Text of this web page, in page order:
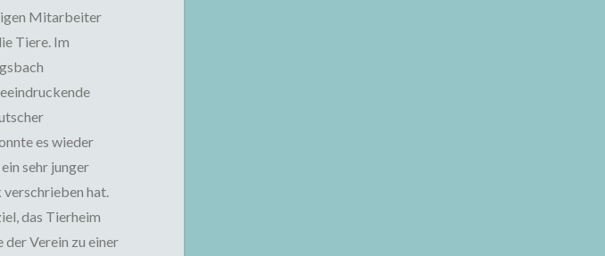
Mitarbeiter
Tiere. Im
es wieder
sehr junger
hat.
das Tierheim
Verein zu einer